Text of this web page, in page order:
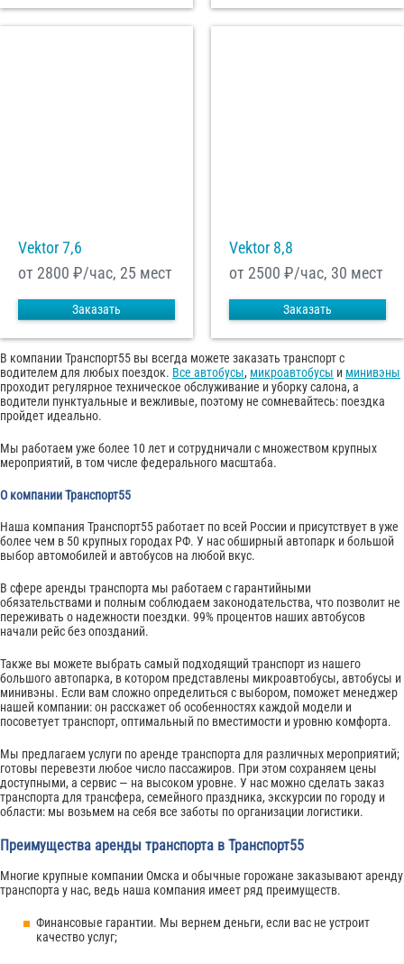
Vektor 7,6
от 2800 ₽/час, 25 мест
Заказать
Vektor 8,8
от 2500 ₽/час, 30 мест
Заказать
В компании Транспорт55 вы всегда можете заказать транспорт с
водителем для любых поездок. Все автобусы, микроавтобусы и минивэны
проходит регулярное техническое обслуживание и уборку салона, а
водители пунктуальные и вежливые, поэтому не сомневайтесь: поездка
пройдет идеально.
Мы работаем уже более 10 лет и сотрудничали с множеством крупных
мероприятий, в том числе федерального масштаба.
О компании Транспорт55
Наша компания Транспорт55 работает по всей России и присутствует в уже
более чем в 50 крупных городах РФ. У нас обширный автопарк и большой
выбор автомобилей и автобусов на любой вкус.
В сфере аренды транспорта мы работаем с гарантийными
обязательствами и полным соблюдаем законодательства, что позволит не
переживать о надежности поездки. 99% процентов наших автобусов
начали рейс без опозданий.
Также вы можете выбрать самый подходящий транспорт из нашего
большого автопарка, в котором представлены микроавтобусы, автобусы и
минивэны. Если вам сложно определиться с выбором, поможет менеджер
нашей компании: он расскажет об особенностях каждой модели и
посоветует транспорт, оптимальный по вместимости и уровню комфорта.
Мы предлагаем услуги по аренде транспорта для различных мероприятий;
готовы перевезти любое число пассажиров. При этом сохраняем цены
доступными, а сервис — на высоком уровне. У нас можно сделать заказ
транспорта для трансфера, семейного праздника, экскурсии по городу и
области: мы возьмем на себя все заботы по организации логистики.
Преимущества аренды транспорта в Транспорт55
Многие крупные компании Омска и обычные горожане заказывают аренду
транспорта у нас, ведь наша компания имеет ряд преимуществ.
Финансовые гарантии. Мы вернем деньги, если вас не устроит
качество услуг;